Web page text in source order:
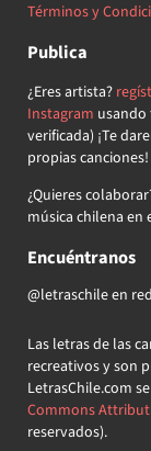
Términos y
Publica
¿Eres artista?
Instagram usando
verificada) ¡Te
propias canciones!
¿Quieres
música chilena en
Encuéntranos
@letraschile en
Las letras de las
recreativos y son
LetrasChile.com
Commons
reservados).